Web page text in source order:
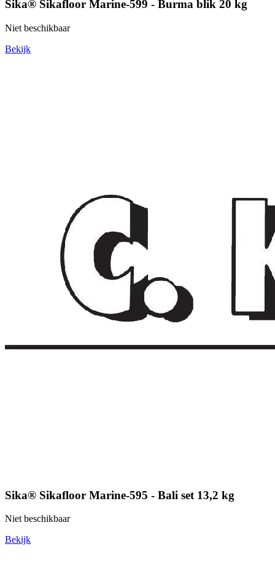
Sika® Sikafloor Marine-599 - Burma blik 20 kg
Niet beschikbaar
Bekijk
Sika® Sikafloor Marine-595 - Bali set 13,2 kg
Niet beschikbaar
Bekijk